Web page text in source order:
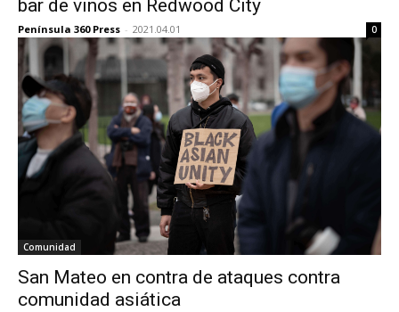
bar de vinos en Redwood City
Península 360 Press - 2021.04.01 0
Comunidad
San Mateo en contra de ataques contra
comunidad asiática